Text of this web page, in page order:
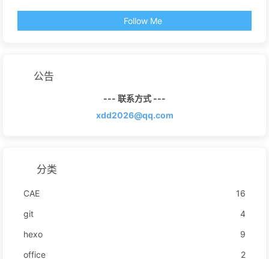
Follow Me
公告
--- 联系方式 ---
xdd2026@qq.com
分类
CAE
16
git
4
hexo
9
office
2